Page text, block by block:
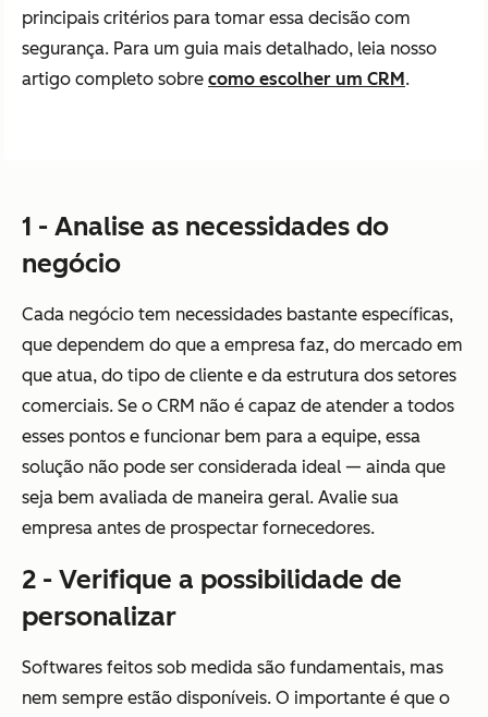
principais critérios para tomar essa decisão com
segurança. Para um guia mais detalhado, leia nosso
artigo completo sobre como escolher um CRM.
1 - Analise as necessidades do
negócio
Cada negócio tem necessidades bastante específicas,
que dependem do que a empresa faz, do mercado em
que atua, do tipo de cliente e da estrutura dos setores
comerciais. Se o CRM não é capaz de atender a todos
esses pontos e funcionar bem para a equipe, essa
solução não pode ser considerada ideal — ainda que
seja bem avaliada de maneira geral. Avalie sua
empresa antes de prospectar fornecedores.
2 - Verifique a possibilidade de
personalizar
Softwares feitos sob medida são fundamentais, mas
nem sempre estão disponíveis. O importante é que o